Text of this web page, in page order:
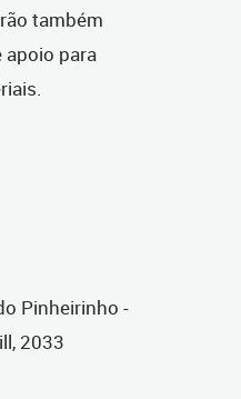
também
apoio para
Pinheirinho -
2033